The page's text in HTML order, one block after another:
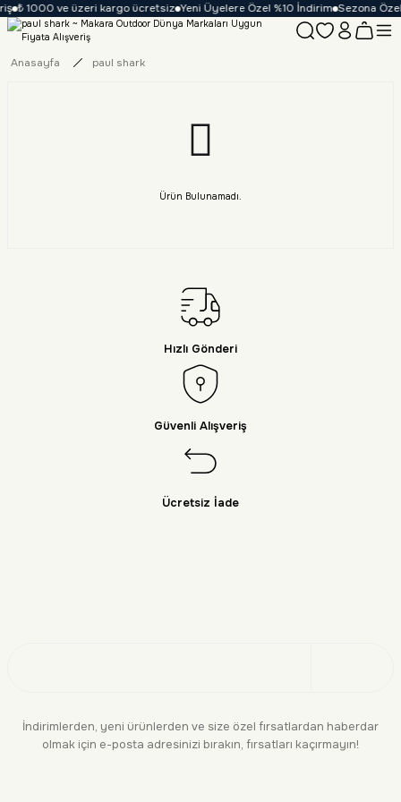
₺ 1000 ve üzeri kargo ücretsiz Yeni Üyelere Özel %10 İndirim Sezona
Anasayfa paul shark
Ürün Bulunamadı.
Hızlı Gönderi
Güvenli Alışveriş
Ücretsiz İade
İndirimlerden, yeni ürünlerden ve size özel fırsatlardan haberdar
olmak için e-posta adresinizi bırakın, fırsatları kaçırmayın!